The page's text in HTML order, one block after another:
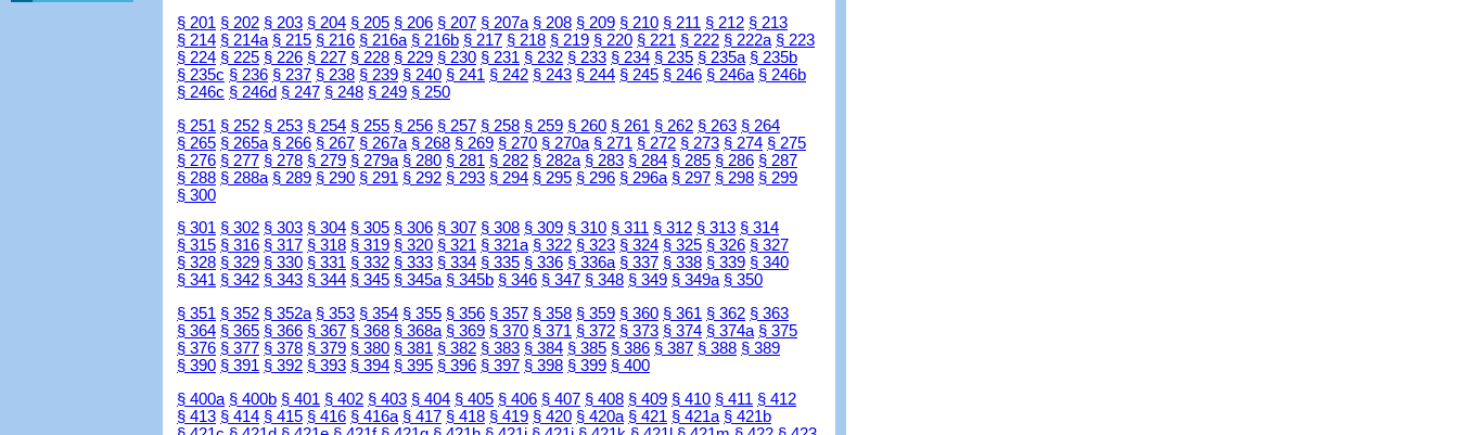
§ 201 § 202 § 203 § 204 § 205 § 206 § 207 § 207a § 208 § 209 § 210 § 211 § 212 § 213
§ 214 § 214a § 215 § 216 § 216a § 216b § 217 § 218 § 219 § 220 § 221 § 222 § 222a § 223
§ 224 § 225 § 226 § 227 § 228 § 229 § 230 § 231 § 232 § 233 § 234 § 235 § 235a § 235b
§ 235c § 236 § 237 § 238 § 239 § 240 § 241 § 242 § 243 § 244 § 245 § 246 § 246a § 246b
§ 246c § 246d § 247 § 248 § 249 § 250
§ 251 § 252 § 253 § 254 § 255 § 256 § 257 § 258 § 259 § 260 § 261 § 262 § 263 § 264
§ 265 § 265a § 266 § 267 § 267a § 268 § 269 § 270 § 270a § 271 § 272 § 273 § 274 § 275
§ 276 § 277 § 278 § 279 § 279a § 280 § 281 § 282 § 282a § 283 § 284 § 285 § 286 § 287
§ 288 § 288a § 289 § 290 § 291 § 292 § 293 § 294 § 295 § 296 § 296a § 297 § 298 § 299
§ 300
§ 301 § 302 § 303 § 304 § 305 § 306 § 307 § 308 § 309 § 310 § 311 § 312 § 313 § 314
§ 315 § 316 § 317 § 318 § 319 § 320 § 321 § 321a § 322 § 323 § 324 § 325 § 326 § 327
§ 328 § 329 § 330 § 331 § 332 § 333 § 334 § 335 § 336 § 336a § 337 § 338 § 339 § 340
§ 341 § 342 § 343 § 344 § 345 § 345a § 345b § 346 § 347 § 348 § 349 § 349a § 350
§ 351 § 352 § 352a § 353 § 354 § 355 § 356 § 357 § 358 § 359 § 360 § 361 § 362 § 363
§ 364 § 365 § 366 § 367 § 368 § 368a § 369 § 370 § 371 § 372 § 373 § 374 § 374a § 375
§ 376 § 377 § 378 § 379 § 380 § 381 § 382 § 383 § 384 § 385 § 386 § 387 § 388 § 389
§ 390 § 391 § 392 § 393 § 394 § 395 § 396 § 397 § 398 § 399 § 400
§ 400a § 400b § 401 § 402 § 403 § 404 § 405 § 406 § 407 § 408 § 409 § 410 § 411 § 412
§ 413 § 414 § 415 § 416 § 416a § 417 § 418 § 419 § 420 § 420a § 421 § 421a § 421b